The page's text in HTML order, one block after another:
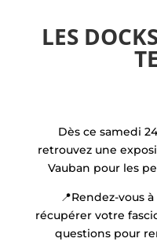
LES
Dès ce samedi
retrouvez une
Vauban pour les
📍Rendez-vous
récupérer votre
questions pour